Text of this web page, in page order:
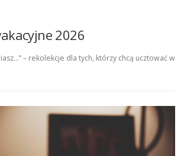
2026
– rekolekcje dla tych, którzy chcą ucztować w